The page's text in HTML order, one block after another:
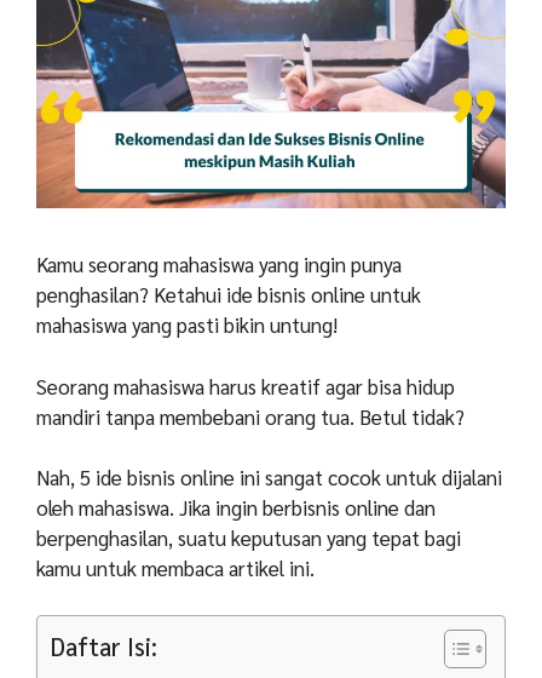
Kamu seorang mahasiswa yang ingin punya
penghasilan? Ketahui ide bisnis online untuk
mahasiswa yang pasti bikin untung!
Seorang mahasiswa harus kreatif agar bisa hidup
mandiri tanpa membebani orang tua. Betul tidak?
Nah, 5 ide bisnis online ini sangat cocok untuk dijalani
oleh mahasiswa. Jika ingin berbisnis online dan
berpenghasilan, suatu keputusan yang tepat bagi
kamu untuk membaca artikel ini.
Daftar Isi: